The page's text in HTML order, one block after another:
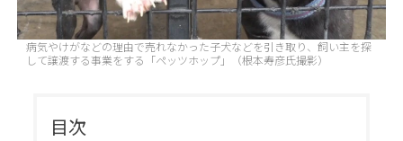
病気やけがなどの理由で売れなかった子犬などを引き取り、飼い主を探
して譲渡する事業をする「ペッツホップ」（根本寿彦氏撮影）
目次